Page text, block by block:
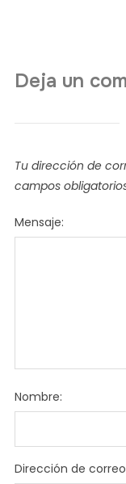
Deja un
Tu dirección de
campos
Mensaje:
Nombre:
Dirección de